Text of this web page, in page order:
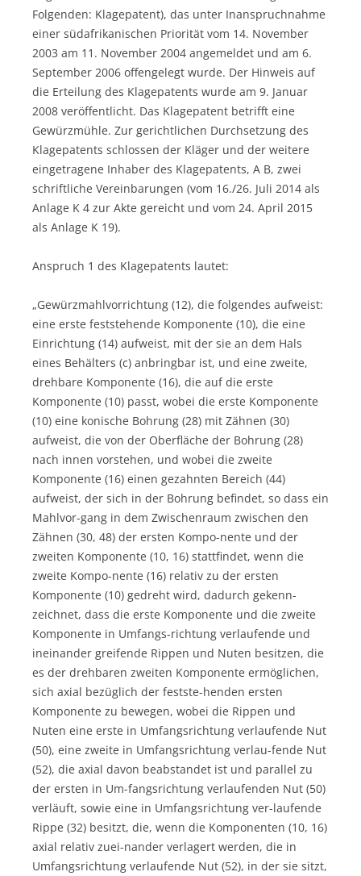
Folgenden: Klagepatent), das unter Inanspruchnahme
einer südafrikanischen Priorität vom 14. November
2003 am 11. November 2004 angemeldet und am 6.
September 2006 offengelegt wurde. Der Hinweis auf
die Erteilung des Klagepatents wurde am 9. Januar
2008 veröffentlicht. Das Klagepatent betrifft eine
Gewürzmühle. Zur gerichtlichen Durchsetzung des
Klagepatents schlossen der Kläger und der weitere
eingetragene Inhaber des Klagepatents, A B, zwei
schriftliche Vereinbarungen (vom 16./26. Juli 2014 als
Anlage K 4 zur Akte gereicht und vom 24. April 2015
als Anlage K 19).
Anspruch 1 des Klagepatents lautet:
„Gewürzmahlvorrichtung (12), die folgendes aufweist:
eine erste feststehende Komponente (10), die eine
Einrichtung (14) aufweist, mit der sie an dem Hals
eines Behälters (c) anbringbar ist, und eine zweite,
drehbare Komponente (16), die auf die erste
Komponente (10) passt, wobei die erste Komponente
(10) eine konische Bohrung (28) mit Zähnen (30)
aufweist, die von der Oberfläche der Bohrung (28)
nach innen vorstehen, und wobei die zweite
Komponente (16) einen gezahnten Bereich (44)
aufweist, der sich in der Bohrung befindet, so dass ein
Mahlvor-gang in dem Zwischenraum zwischen den
Zähnen (30, 48) der ersten Kompo-nente und der
zweiten Komponente (10, 16) stattfindet, wenn die
zweite Kompo-nente (16) relativ zu der ersten
Komponente (10) gedreht wird, dadurch gekenn-
zeichnet, dass die erste Komponente und die zweite
Komponente in Umfangs-richtung verlaufende und
ineinander greifende Rippen und Nuten besitzen, die
es der drehbaren zweiten Komponente ermöglichen,
sich axial bezüglich der festste-henden ersten
Komponente zu bewegen, wobei die Rippen und
Nuten eine erste in Umfangsrichtung verlaufende Nut
(50), eine zweite in Umfangsrichtung verlau-fende Nut
(52), die axial davon beabstandet ist und parallel zu
der ersten in Um-fangsrichtung verlaufenden Nut (50)
verläuft, sowie eine in Umfangsrichtung ver-laufende
Rippe (32) besitzt, die, wenn die Komponenten (10, 16)
axial relativ zuei-nander verlagert werden, die in
Umfangsrichtung verlaufende Nut (52), in der sie sitzt,